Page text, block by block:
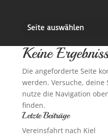
Seite auswählen
Keine
Die angeforderte Seite
werden. Versuche,
nutze die Navigation
finden.
Letzte Beiträge
Vereinsfahrt nach Kiel